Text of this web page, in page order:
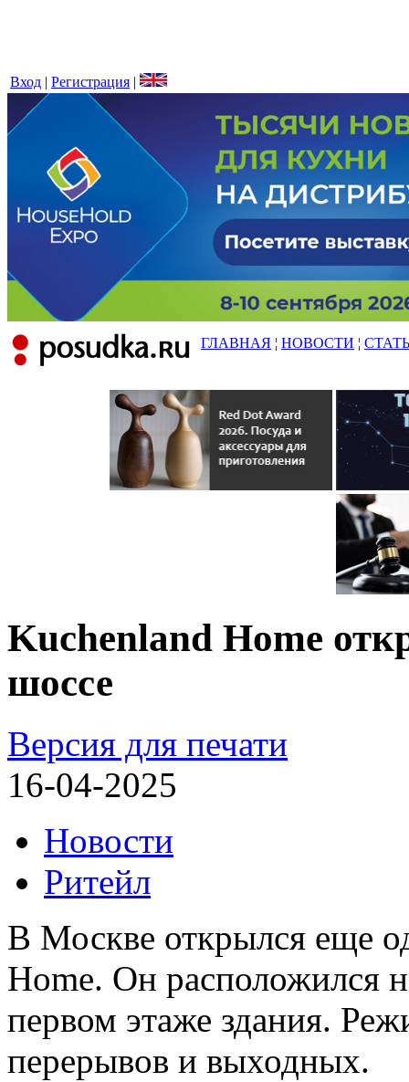
Вход | Регистрация |
ГЛАВНАЯ ¦ НОВОСТИ ¦
Kuchenland Home
шоссе
Версия для печати
16-04-2025
Новости
Ритейл
В Москве открылся еще
Home. Он расположился
первом этаже здания.
перерывов и выходных.